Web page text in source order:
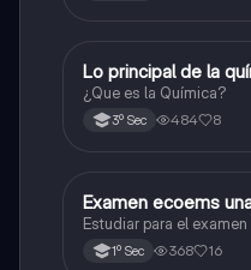
Química
Lo principal de la
¿Que es la Química?
3º Sec 484 8
Español
Examen ecoems
Estudiar para el
1º Sec 368 16